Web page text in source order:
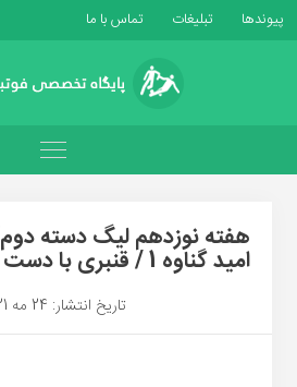
پیوندها تبلیغات تماس با ما
امید گناوه 1 / قنبری با دست پر وارد شد
تاریخ انتشار: 24 مه 2021